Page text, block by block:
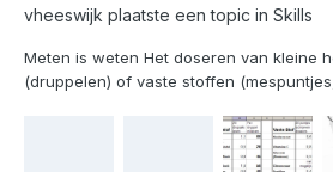
vheeswijk plaatste een topic in Skills
Meten is weten Het doseren van kleine
(druppelen) of vaste stoffen
gekomen. Toch kunnen de relatieve
kunnen worden zeer groot (tot wel